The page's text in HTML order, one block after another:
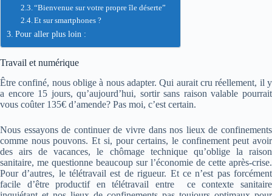
“Bienvenue sur votre propre île déserte”
Et sur smartphones ?
Pour aller plus loin :
Travail et numérique
Être confiné, nous oblige à nous adapter. Qui aurait cru réellement, il y
a encore 15 jours, qu’aujourd’hui, sortir sans raison valable pourrait
vous coûter 135€ d’amende? Pas moi, c’est certain.
Nous essayons de continuer de vivre dans nos lieux de confinements
comme nous pouvons. Et si, pour certains, le confinement peut avoir
des airs de vacances, le chômage technique qu’oblige la raison
sanitaire, me questionne beaucoup sur l’économie de cette après-crise.
Pour d’autres, le télétravail est de rigueur. Et ce n’est pas forcément
facile d’être productif en télétravail entre ce contexte sanitaire